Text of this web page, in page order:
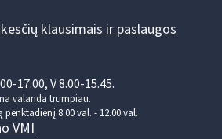
klausimais ir paslaugos
17.00, V 8.00-15.45.
valanda trumpiau.
8.00 val. - 12.00 val.
VMI